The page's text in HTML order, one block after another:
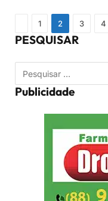
Previous
1 2 3 4
PESQUISAR
Publicidade